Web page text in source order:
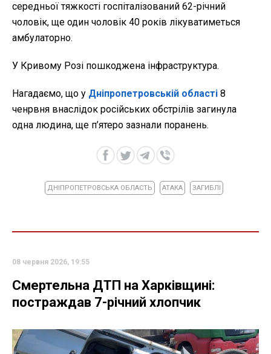
середньої тяжкості госпіталізований 62-річний
чоловік, ще один чоловік 40 років лікуватиметься
амбулаторно.
У Кривому Розі пошкоджена інфраструктура.
Нагадаємо, що у Дніпропетровській області 8
ченрвня внаслідок російських обстрілів загинула
одна людина, ще п’ятеро зазнали поранень.
ДНІПРОПЕТРОВСЬКА ОБЛАСТЬ АТАКА ЗАГИБЛІ
08 червня 2026, 19:55
Смертельна ДТП на Харківщині:
постраждав 7-річний хлопчик